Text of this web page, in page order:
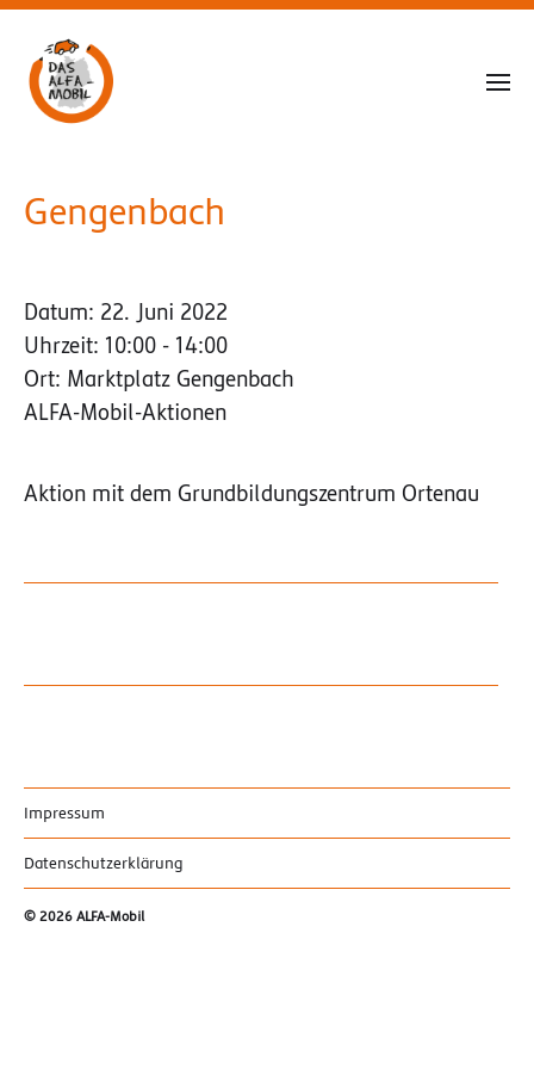
Gengenbach
Datum: 22. Juni 2022
Uhrzeit: 10:00 - 14:00
Ort: Marktplatz Gengenbach
ALFA-Mobil-Aktionen
Aktion mit dem Grundbildungszentrum Ortenau
Impressum
Datenschutzerklärung
© 2026 ALFA-Mobil